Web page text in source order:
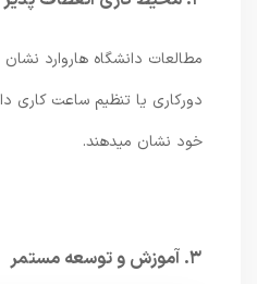
مطالعات دانشگاه هاروارد
خود نشان میدهند.